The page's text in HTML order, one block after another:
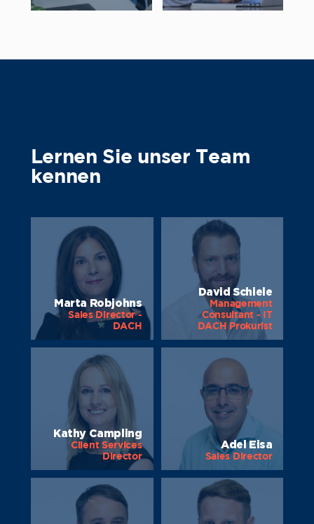
Lernen Sie unser Team
kennen
Marta Robjohns
Sales Director -
DACH
David Schiele
Management
Consultant - IT
DACH Prokurist
Kathy Campling
Client Services
Director
Adel Eisa
Sales Director